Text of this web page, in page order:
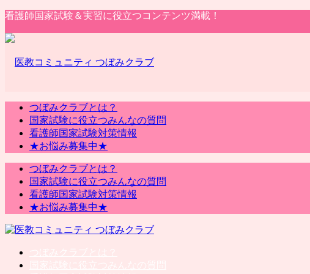
看護師国家試験＆実習に役立つコンテンツ満載！
つぼみクラブとは？
国家試験に役立つみんなの質問
看護師国家試験対策情報
★お悩み募集中★
つぼみクラブとは？
国家試験に役立つみんなの質問
看護師国家試験対策情報
★お悩み募集中★